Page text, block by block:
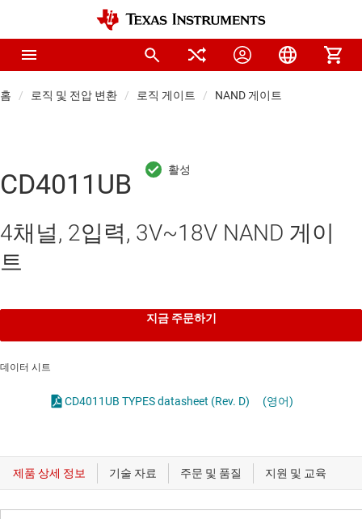
홈 로직 및 전압 변환 로직 게이트 NAND 게이트
CD4011UB
4채널, 2입력, 3V~18V NAND 게이
트
지금 주문하기
데이터 시트
CD4011UB TYPES datasheet (Rev. D) (영어)